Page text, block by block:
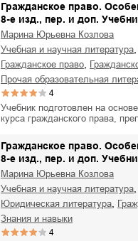
Гражданское право.
8-е изд., пер. и доп.
Марина Юрьевна Козлова
учебная и научная литература
гражданское право
прочая образовательная
4
Учебник подготовлен на
курса гражданского права,
Гражданское право.
8-е изд., пер. и доп.
Марина Юрьевна Козлова
учебная и научная литература
юридическая литература
знания и навыки
4